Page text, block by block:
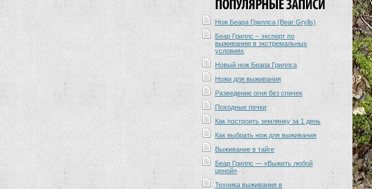
Нож Беара Гриллса (Bear Grylls)
Беар Гриллс – эксперт по
выживанию в экстремальных
условиях
Новый нож Беара Гриллса
Ножи для выживания
Разведение огня без спичек
Походные печки
Как построить землянку за 1 день
Как выбрать нож для выживания
Выживание в тайге
Беар Гриллс — «Выжить любой
ценой»
Техника выживания в